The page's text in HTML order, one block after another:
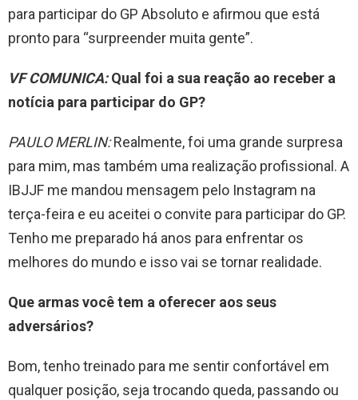
para participar do GP Absoluto e afirmou que está
pronto para “surpreender muita gente”.
VF COMUNICA:Qual foi a sua reação ao receber a
notícia para participar do GP?
PAULO MERLIN:Realmente, foi uma grande surpresa
para mim, mas também uma realização profissional. A
IBJJF me mandou mensagem pelo Instagram na
terça-feira e eu aceitei o convite para participar do GP.
Tenho me preparado há anos para enfrentar os
melhores do mundo e isso vai se tornar realidade.
Que armas você tem a oferecer aos seus
adversários?
Bom, tenho treinado para me sentir confortável em
qualquer posição, seja trocando queda, passando ou